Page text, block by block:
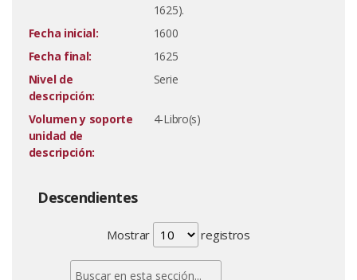
1625).
Fecha inicial:
1600
Fecha final:
1625
Nivel de
descripción:
Serie
Volumen y soporte
unidad de
descripción:
4-Libro(s)
Descendientes
Mostrar registros